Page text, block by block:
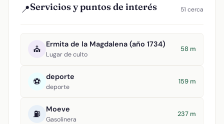
📍Servicios y puntos de interés 51 cerca
⛪ Ermita de la Magdalena (año 1734)
Lugar de culto
58 m
⚽ deporte
deporte
159 m
⛽ Moeve
Gasolinera
237 m